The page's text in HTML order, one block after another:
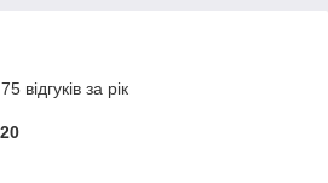
відгуків за рік